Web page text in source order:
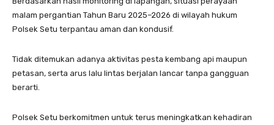
malam pergantian Tahun Baru 2025–2026 di wilayah hukum
Polsek Setu terpantau aman dan kondusif.
Tidak ditemukan adanya aktivitas pesta kembang api maupun
petasan, serta arus lalu lintas berjalan lancar tanpa gangguan
berarti.
Polsek Setu berkomitmen untuk terus meningkatkan kehadiran